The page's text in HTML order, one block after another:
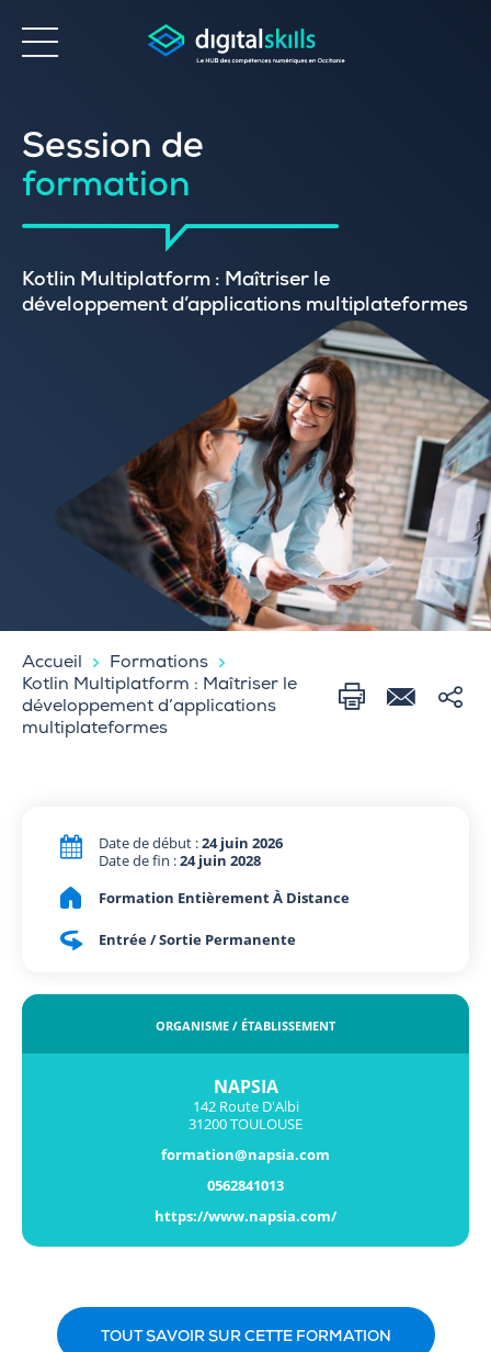
Accessibilité
Session de
formation
Kotlin Multiplatform : Maîtriser le
développement d’applications multiplateformes
Accueil
Formations
Kotlin Multiplatform : Maîtriser le
développement d’applications
multiplateformes
Date de début :24 juin 2026
Date de fin :24 juin 2028
Formation Entièrement À Distance
Entrée / Sortie Permanente
ORGANISME / ÉTABLISSEMENT
NAPSIA
142 Route D'Albi
31200 TOULOUSE
formation@napsia.com
0562841013
https://www.napsia.com/
TOUT SAVOIR SUR CETTE FORMATION